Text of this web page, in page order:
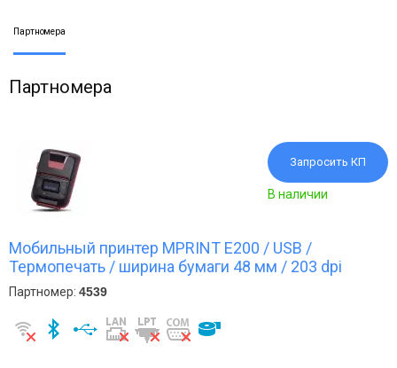
Партномера
Партномера
Запросить КП
В наличии
Мобильный принтер MPRINT E200 / USB /
Термопечать / ширина бумаги 48 мм / 203 dpi
Партномер: 4539